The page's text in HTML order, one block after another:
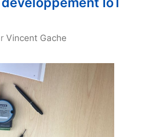
Vincent Gache